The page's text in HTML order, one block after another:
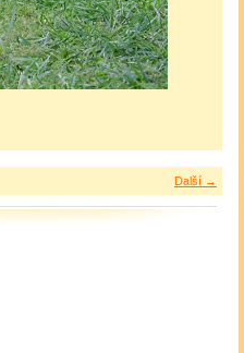
Další →